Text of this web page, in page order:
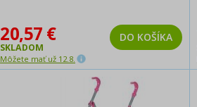
20,57 €
SKLADOM
Môžete mať už 12.8.
DO KOŠÍKA